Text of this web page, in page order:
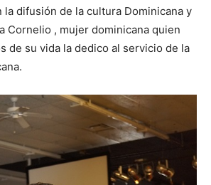
la difusión de la cultura Dominicana y
Cornelio , mujer dominicana quien
de su vida la dedico al servicio de la